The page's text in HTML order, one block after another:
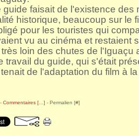
guide faisait de l'existence des
historique, beaucoup sur le
pour les touristes qui
vu au cinéma et restaient
loin des chutes de l'Iguaçu
travail du guide, qui s'était
de l'adaptation du film à
Commentaires [ ] - Permalien [#]